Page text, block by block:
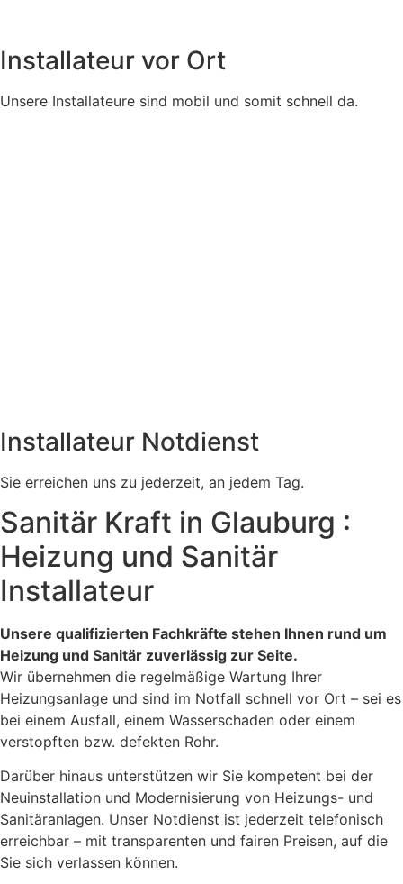
Installateur vor Ort
Unsere Installateure sind mobil und somit schnell da.
Installateur Notdienst
Sie erreichen uns zu jederzeit, an jedem Tag.
Sanitär Kraft in Glauburg :
Heizung und Sanitär
Installateur
Unsere qualifizierten Fachkräfte stehen Ihnen rund um
Heizung und Sanitär zuverlässig zur Seite.
Wir übernehmen die regelmäßige Wartung Ihrer
Heizungsanlage und sind im Notfall schnell vor Ort – sei es
bei einem Ausfall, einem Wasserschaden oder einem
verstopften bzw. defekten Rohr.
Darüber hinaus unterstützen wir Sie kompetent bei der
Neuinstallation und Modernisierung von Heizungs- und
Sanitäranlagen. Unser Notdienst ist jederzeit telefonisch
erreichbar – mit transparenten und fairen Preisen, auf die
Sie sich verlassen können.